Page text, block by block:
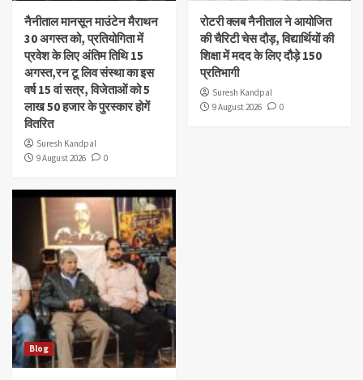
नैनीताल मानसून माउंटेन मैराथन
30 अगस्त को, प्रतियोगिता में
प्रवेश के लिए अंतिम तिथि 15
अगस्त,रन टू लिव संस्था का इस
वर्ष 15 वां सत्र, विजेताओं को 5
लाख 50 हजार के पुरस्कार होगें
वितरित
Suresh Kandpal
9 August 2026
0
रोटरी क्लब नैनीताल ने आयोजित
की चैरिटी चेस दौड़, विद्यार्थियों की
शिक्षा में मदद के लिए दौड़े 150
प्रतिभागी
Suresh Kandpal
9 August 2026
0
Blog